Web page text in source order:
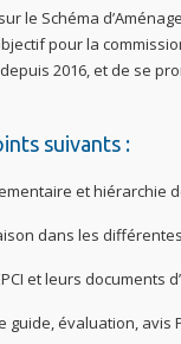
le Schéma
pour la
2016, et de se
suivants :
et hiérarchie
dans les différentes
leurs documents
évaluation, avis